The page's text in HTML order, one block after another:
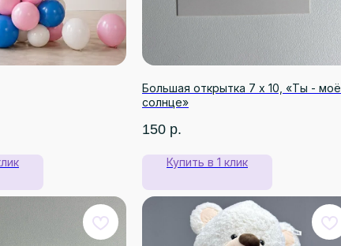
Большая открытка 7 х 10, «Ты - моё
солнце»
150 р.
Купить в 1 клик